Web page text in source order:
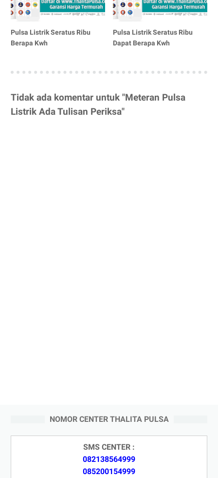
Pulsa Listrik Seratus Ribu
Berapa Kwh
Pulsa Listrik Seratus Ribu
Dapat Berapa Kwh
Tidak ada komentar untuk "Meteran Pulsa
Listrik Ada Tulisan Periksa"
NOMOR CENTER THALITA PULSA
SMS CENTER :
082138564999
085200154999